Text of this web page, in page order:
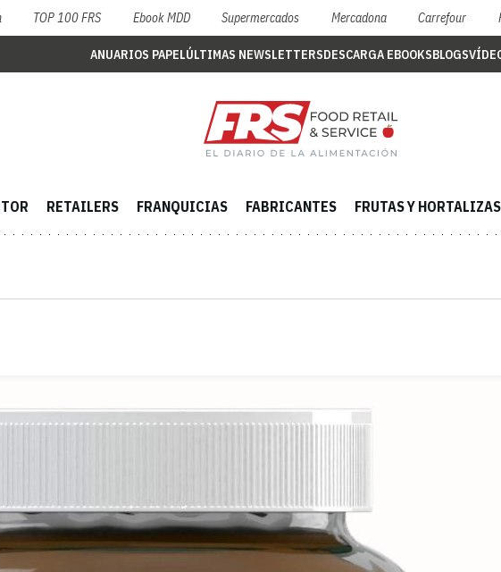
TOP 100 FRS Ebook MDD Supermercados Mercadona Carrefour
ANUARIOS PAPELÚLTIMAS NEWSLETTERSDESCARGA EBOOKSBLOGS
RETAILERS FRANQUICIAS FABRICANTES FRUTAS Y HORTALIZAS